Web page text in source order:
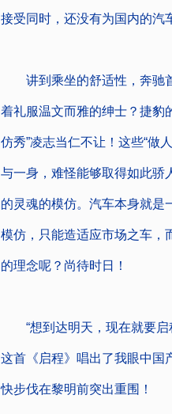
接受同时，还没有为国内的汽
讲到乘坐的舒适性，奔驰首
着礼服温文而雅的绅士？捷豹
仿秀”凌志当仁不让！这些“做
与一身，难怪能够取得如此骄
的灵魂的模仿。汽车本身就是
模仿，只能造适应市场之车，
的理念呢？尚待时日！
“想到达明天，现在就要启
这首《启程》唱出了我眼中国
快步伐在黎明前突出重围！